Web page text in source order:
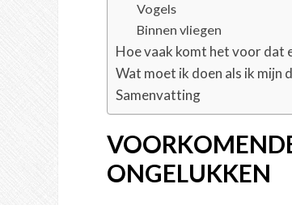
Vogels
Binnen vliegen
Hoe vaak komt het voor dat
Wat moet ik doen als ik mijn
Samenvatting
ONGELUKKEN